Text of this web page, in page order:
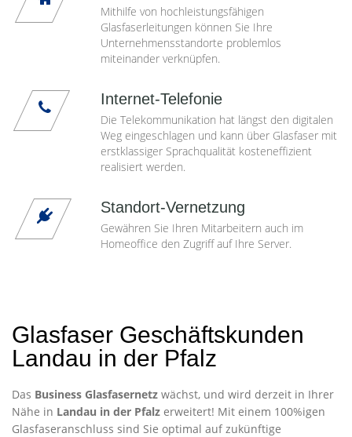
Mithilfe von hochleistungsfähigen
Glasfaserleitungen können Sie Ihre
Unternehmensstandorte problemlos
miteinander verknüpfen.
Internet-Telefonie
Die Telekommunikation hat längst den digitalen
Weg eingeschlagen und kann über Glasfaser mit
erstklassiger Sprachqualität kosteneffizient
realisiert werden.
Standort-Vernetzung
Gewähren Sie Ihren Mitarbeitern auch im
Homeoffice den Zugriff auf Ihre Server.
Glasfaser Geschäftskunden
Landau in der Pfalz
Das Business Glasfasernetz wächst, und wird derzeit in Ihrer
Nähe in Landau in der Pfalz erweitert! Mit einem 100%igen
Glasfaseranschluss sind Sie optimal auf zukünftige